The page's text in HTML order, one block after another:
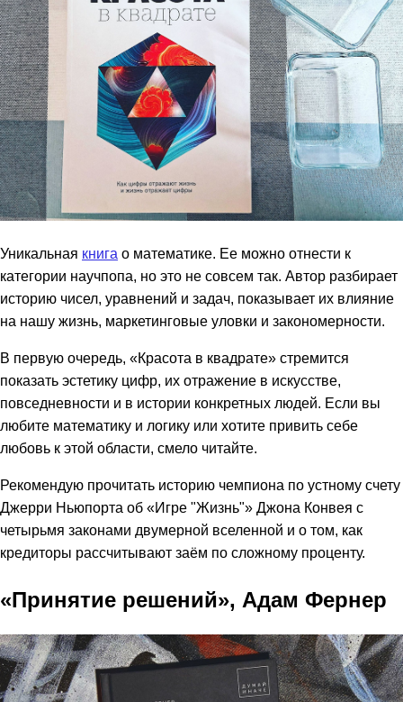
Уникальная книга о математике. Ее можно отнести к
категории научпопа, но это не совсем так. Автор разбирает
историю чисел, уравнений и задач, показывает их влияние
на нашу жизнь, маркетинговые уловки и закономерности.
В первую очередь, «Красота в квадрате» стремится
показать эстетику цифр, их отражение в искусстве,
повседневности и в истории конкретных людей. Если вы
любите математику и логику или хотите привить себе
любовь к этой области, смело читайте.
Рекомендую прочитать историю чемпиона по устному счету
Джерри Ньюпорта об «Игре "Жизнь"» Джона Конвея с
четырьмя законами двумерной вселенной и о том, как
кредиторы рассчитывают заём по сложному проценту.
«Принятие решений», Адам Фернер